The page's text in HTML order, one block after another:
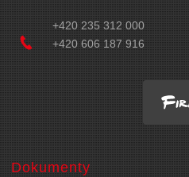
+420 235 312 000
+420 606 187 916
Dokumenty